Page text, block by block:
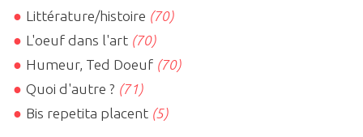
Littérature/histoire (70)
L'oeuf dans l'art (70)
Humeur, Ted Doeuf (70)
Quoi d'autre ? (71)
Bis repetita placent (5)